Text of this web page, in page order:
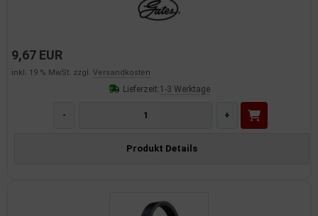
9,67 EUR
inkl. 19 % MwSt. zzgl. Versandkosten
Lieferzeit:1-3 Werktage
- +
Produkt Details